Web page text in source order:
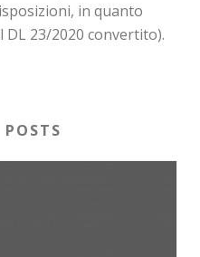
in quanto
DL 23/2020 convertito).
POSTS